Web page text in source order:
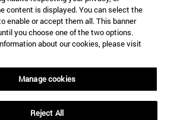
content is displayed. You can select the
enable or accept them all. This banner
you choose one of the two options.
about our cookies, please visit
Manage cookies
Reject All